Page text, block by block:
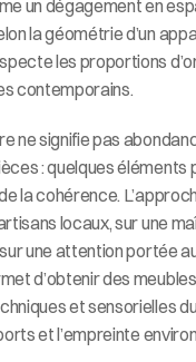
un dégagement en
la géométrie d’un
les proportions
contemporains.
ne signifie pas
: quelques éléments
la cohérence.
locaux, sur une
une attention portée
d’obtenir des
et sensorielles
et l’empreinte